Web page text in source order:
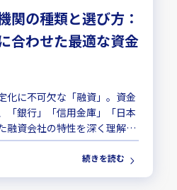
関の種類と選び方：
合わせた最適な資金
化に不可欠な「融資」。資金
「銀行」「信用金庫」「日本
融資会社の特性を深く理解
金使途に合致した最適な相談
要です。安易な選択は、審査
続きを読む